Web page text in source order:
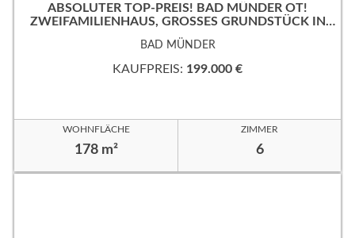
ABSOLUTER TOP-PREIS! BAD MÜNDER OT!
ZWEIFAMILIENHAUS, GROSSES GRUNDSTÜCK IN B
EVORZUGTER WOHNLAGE!
BAD MÜNDER
KAUFPREIS: 199.000 €
WOHNFLÄCHE
178 m²
ZIMMER
6